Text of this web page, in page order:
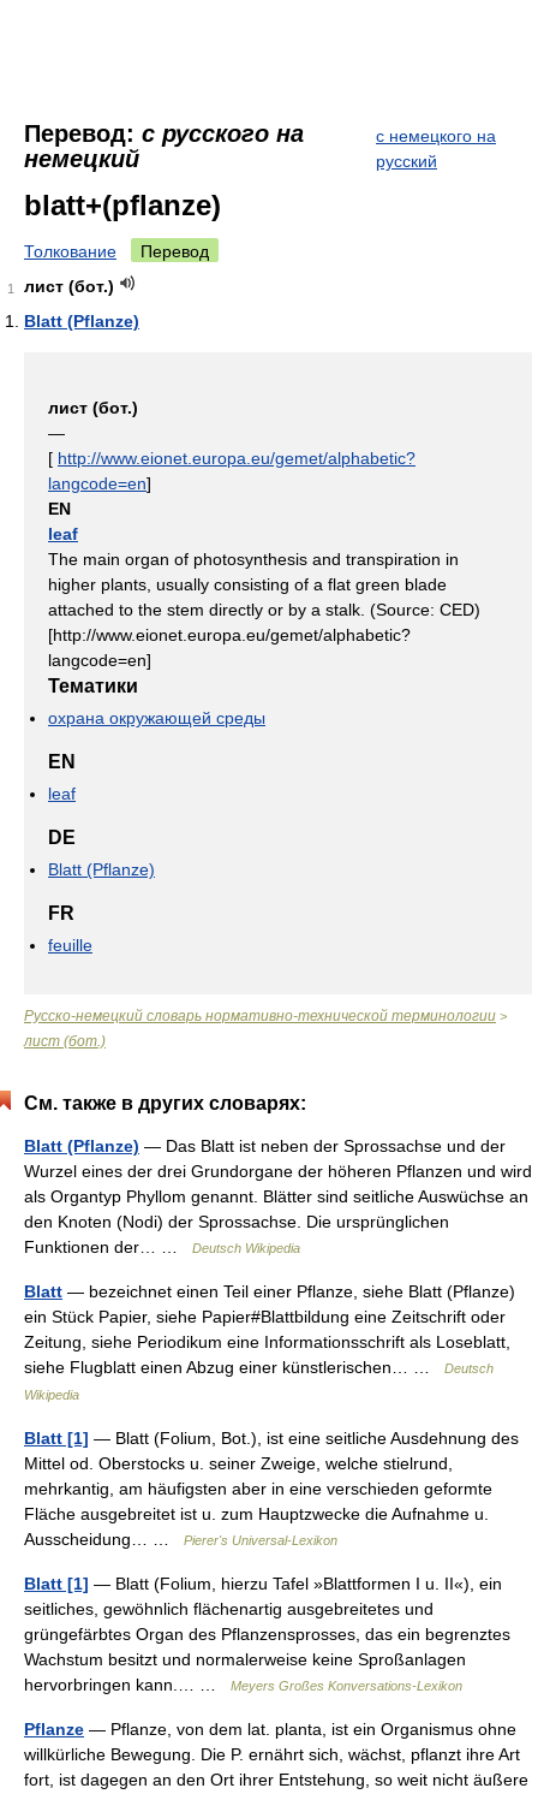
Перевод: с русского на
немецкий
с немецкого на
русский
blatt+(pflanze)
Толкование Перевод
1
лист (бот.)
Blatt (Pflanze)
лист (бот.)
—
[ http://www.eionet.europa.eu/gemet/alphabetic?
langcode=en]
EN
leaf
The main organ of photosynthesis and transpiration in
higher plants, usually consisting of a flat green blade
attached to the stem directly or by a stalk. (Source: CED)
[http://www.eionet.europa.eu/gemet/alphabetic?
langcode=en]
Тематики
охрана окружающей среды
EN
leaf
DE
Blatt (Pflanze)
FR
feuille
Русско-немецкий словарь нормативно-технической терминологии >
лист (бот.)
См. также в других словарях:
Blatt (Pflanze) — Das Blatt ist neben der Sprossachse und der
Wurzel eines der drei Grundorgane der höheren Pflanzen und wird
als Organtyp Phyllom genannt. Blätter sind seitliche Auswüchse an
den Knoten (Nodi) der Sprossachse. Die ursprünglichen
Funktionen der… …
Deutsch Wikipedia
Blatt — bezeichnet einen Teil einer Pflanze, siehe Blatt (Pflanze)
ein Stück Papier, siehe Papier#Blattbildung eine Zeitschrift oder
Zeitung, siehe Periodikum eine Informationsschrift als Loseblatt,
siehe Flugblatt einen Abzug einer künstlerischen… …
Deutsch
Wikipedia
Blatt [1] — Blatt (Folium, Bot.), ist eine seitliche Ausdehnung des
Mittel od. Oberstocks u. seiner Zweige, welche stielrund,
mehrkantig, am häufigsten aber in eine verschieden geformte
Fläche ausgebreitet ist u. zum Hauptzwecke die Aufnahme u.
Ausscheidung… …
Pierer's Universal-Lexikon
Blatt [1] — Blatt (Folium, hierzu Tafel »Blattformen I u. II«), ein
seitliches, gewöhnlich flächenartig ausgebreitetes und
grüngefärbtes Organ des Pflanzensprosses, das ein begrenztes
Wachstum besitzt und normalerweise keine Sproßanlagen
hervorbringen kann.… …
Meyers Großes Konversations-Lexikon
Pflanze — Pflanze, von dem lat. planta, ist ein Organismus ohne
willkürliche Bewegung. Die P. ernährt sich, wächst, pflanzt ihre Art
fort, ist dagegen an den Ort ihrer Entstehung, so weit nicht äußere